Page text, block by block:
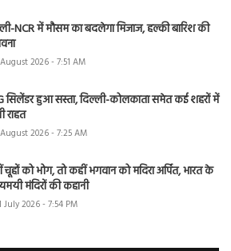
NCR में मौसम का बदलेगा मिजाज, हल्की बारिश की
2026 - 7:51 AM
सिलेंडर हुआ सस्ता, दिल्ली-कोलकाता समेत कई शहरों में
राहत
2026 - 7:25 AM
को भोग, तो कहीं भगवान को मदिरा अर्पित, भारत के
मंदिरों की कहानी
July 2026 - 7:54 PM